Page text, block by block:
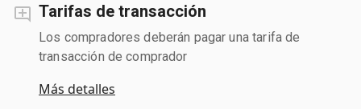
Tarifas de transacción
Los compradores deberán pagar una tarifa de
transacción de comprador
Más detalles